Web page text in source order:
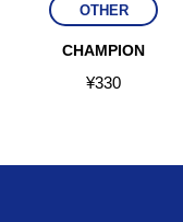
OTHER
CHAMPION
¥330